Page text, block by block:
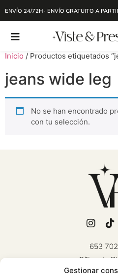
Gestionar
ENVÍO 24/72H · ENVÍO GRATUITO A
Inicio / Productos etiquetados
jeans wide leg
No se han encontrado
con tu selección.
653
C/Fuente
Mollina